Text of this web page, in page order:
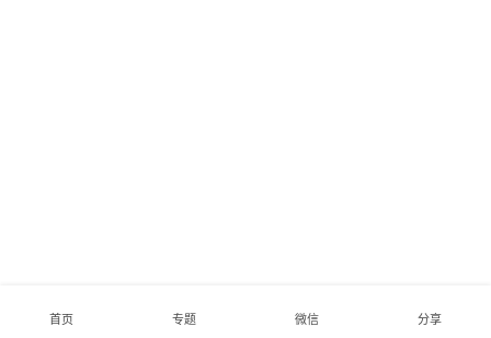
首页 专题 微信 分享